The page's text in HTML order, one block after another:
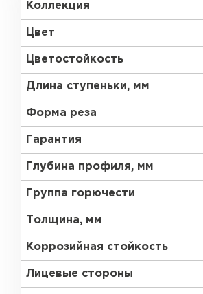
Коллекция
Цвет
Цветостойкость
Длина ступеньки, мм
Форма реза
Гарантия
Глубина профиля, мм
Группа горючести
Толщина, мм
Коррозийная стойкость
Лицевые стороны